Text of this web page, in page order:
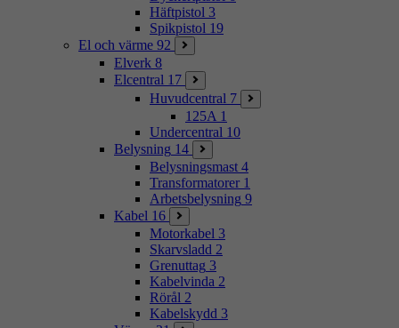
Häftpistol 3
Spikpistol 19
El och värme 92
Elverk 8
Elcentral 17
Huvudcentral 7
125A 1
Undercentral 10
Belysning 14
Belysningsmast 4
Transformatorer 1
Arbetsbelysning 9
Kabel 16
Motorkabel 3
Skarvsladd 2
Grenuttag 3
Kabelvinda 2
Rörål 2
Kabelskydd 3